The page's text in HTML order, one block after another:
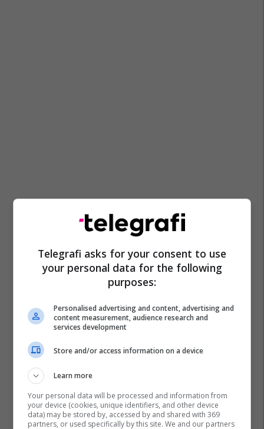
Telegrafi asks for your consent to use
your personal data for the following
purposes:
Personalised advertising and content, advertising and
content measurement, audience research and
services development
Store and/or access information on a device
Learn more
Your personal data will be processed and information from
your device (cookies, unique identifiers, and other device
data) may be stored by, accessed by and shared with 369
partners, or used specifically by this site. We and our partners